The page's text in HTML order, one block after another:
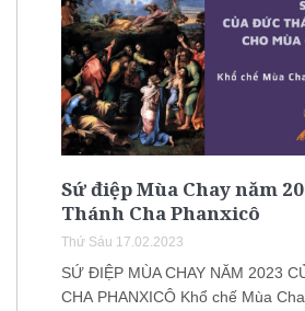
Sứ điệp Mùa Chay năm
Thánh Cha Phanxicô
Thứ Sáu 17.02.2023
SỨ ĐIỆP MÙA CHAY NĂM 2023
CHA PHANXICÔ Khổ chế Mùa